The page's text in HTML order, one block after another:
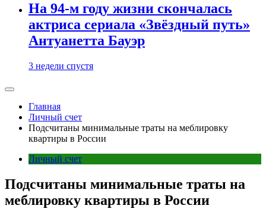
На 94-м году жизни скончалась
актриса сериала «Звёздный путь»
Антуанетта Бауэр
3 недели спустя
Главная
Личный счет
Подсчитаны минимальные траты на меблировку
квартиры в России
Личный счет
Подсчитаны минимальные траты на
меблировку квартиры в России